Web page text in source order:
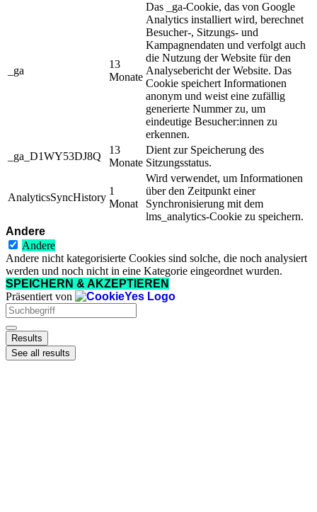
_ga
13
Monate
Das _ga-Cookie, das von Google
Analytics installiert wird, berechnet
Besucher-, Sitzungs- und
Kampagnendaten und verfolgt auch
die Nutzung der Website für den
Analysebericht der Website. Das
Cookie speichert Informationen
anonym und weist eine zufällig
generierte Nummer zu, um
eindeutige Besucher:innen zu
erkennen.
_ga_D1WY53DJ8Q
13
Monate
Dient zur Speicherung des
Sitzungsstatus.
AnalyticsSyncHistory
1
Monat
Wird verwendet, um Informationen
über den Zeitpunkt einer
Synchronisierung mit dem
lms_analytics-Cookie zu speichern.
Andere
Andere
Andere nicht kategorisierte Cookies sind solche, die noch analysiert
werden und noch nicht in eine Kategorie eingeordnet wurden.
SPEICHERN & AKZEPTIEREN
Präsentiert von
Search
...
Results
See all results